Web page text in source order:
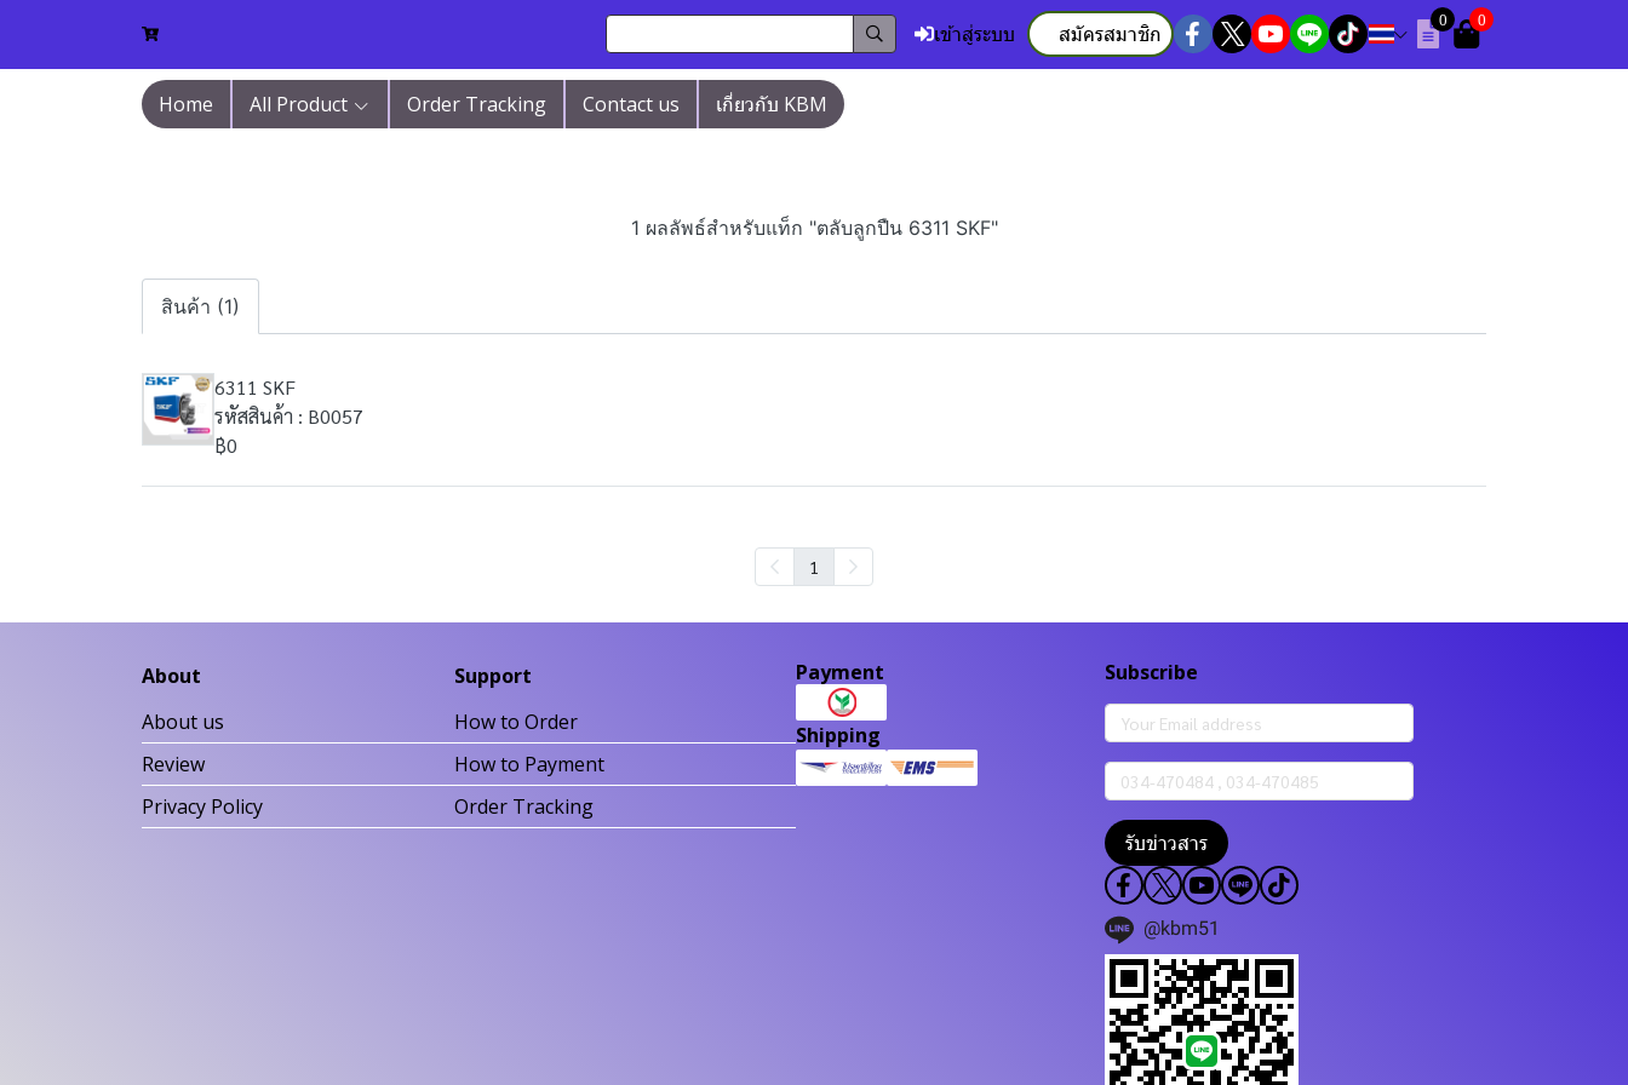
เข้าสู่ระบบ สมัครสมาชิก
0 0
Home All Product Order Tracking Contact us เกี่ยวกับ KBM
1 ผลลัพธ์สำหรับแท็ก "ตลับลูกปืน 6311 SKF"
สินค้า (1)
6311 SKF
รหัสสินค้า : B0057
฿0
1
About
About us
Review
Privacy Policy
Support
How to Order
How to Payment
Order Tracking
Payment
Shipping
Subscribe
รับข่าวสาร
@kbm51